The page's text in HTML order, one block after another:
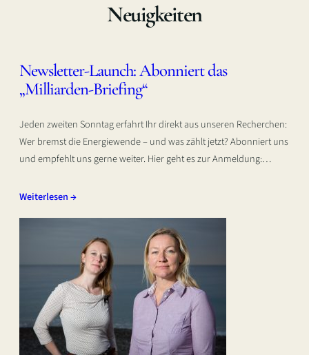
Neuigkeiten
Newsletter-Launch: Abonniert das
„Milliarden-Briefing“
Jeden zweiten Sonntag erfahrt Ihr direkt aus unseren Recherchen:
Wer bremst die Energiewende – und was zählt jetzt? Abonniert uns
und empfehlt uns gerne weiter. Hier geht es zur Anmeldung:…
Weiterlesen →